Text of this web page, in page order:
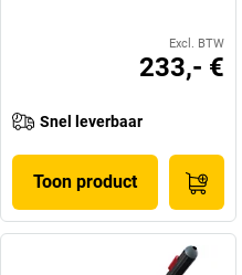
Excl. BTW
233,- €
Snel leverbaar
Toon product